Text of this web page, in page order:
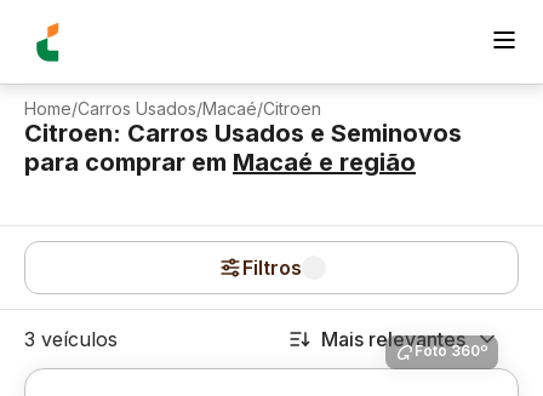
Home/Carros Usados/Macaé/Citroen
Citroen: Carros Usados e Seminovos
para comprar em Macaé e região
Filtros
3 veículos Mais relevantes
Foto 360º